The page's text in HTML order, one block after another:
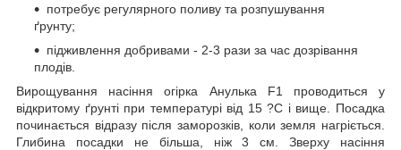
потребує регулярного поливу та розпушування
ґрунту;
підживлення добривами - 2-3 рази за час дозрівання
плодів.
Вирощування насіння огірка Анулька F1 проводиться у
відкритому ґрунті при температурі від 15 ?С і вище. Посадка
починається відразу після заморозків, коли земля нагріється.
Глибина посадки не більша, ніж 3 см. Зверху насіння